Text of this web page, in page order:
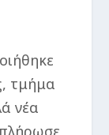
τμήμα
νέα